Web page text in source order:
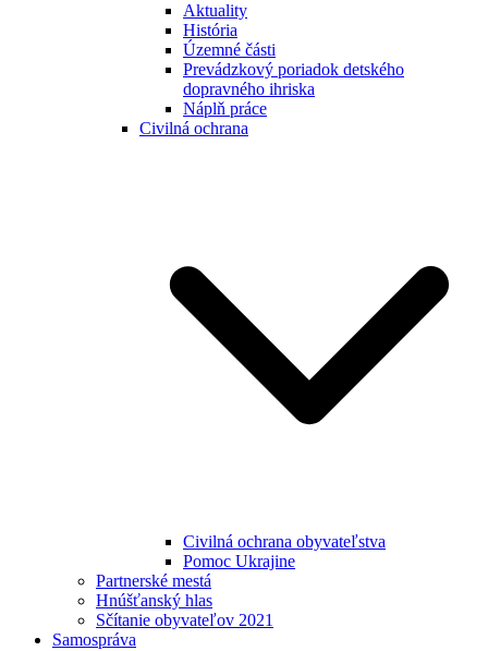
Aktuality
História
Územné části
Prevádzkový poriadok detského
dopravného ihriska
Náplň práce
Civilná ochrana
Civilná ochrana obyvateľstva
Pomoc Ukrajine
Partnerské mestá
Hnúšťanský hlas
Sčítanie obyvateľov 2021
Samospráva